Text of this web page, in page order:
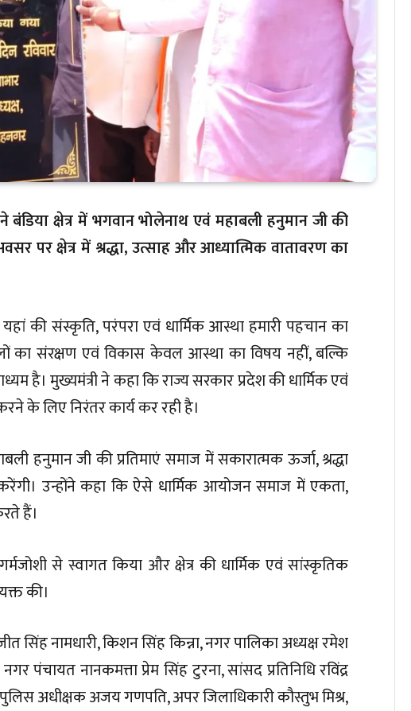
क्षेत्र में भगवान भोलेनाथ एवं महाबली हनुमान जी की
पर क्षेत्र में श्रद्धा, उत्साह और आध्यात्मिक वातावरण का
की संस्कृति, परंपरा एवं धार्मिक आस्था हमारी पहचान का
का संरक्षण एवं विकास केवल आस्था का विषय नहीं, बल्कि
है। मुख्यमंत्री ने कहा कि राज्य सरकार प्रदेश की धार्मिक एवं
के लिए निरंतर कार्य कर रही है।
हनुमान जी की प्रतिमाएं समाज में सकारात्मक ऊर्जा, श्रद्धा
उन्होंने कहा कि ऐसे धार्मिक आयोजन समाज में एकता,
हैं।
से स्वागत किया और क्षेत्र की धार्मिक एवं सांस्कृतिक
की।
सिंह नामधारी, किशन सिंह किन्ना, नगर पालिका अध्यक्ष रमेश
पंचायत नानकमत्ता प्रेम सिंह टुरना, सांसद प्रतिनिधि रविंद्र
पुलिस अधीक्षक अजय गणपति, अपर जिलाधिकारी कौस्तुभ मिश्र,